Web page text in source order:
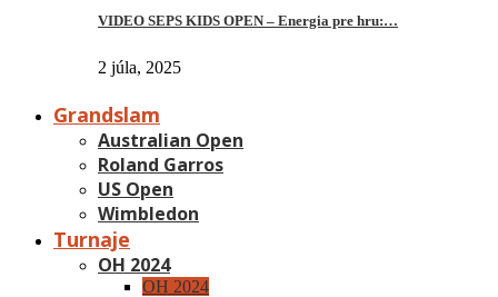
VIDEO SEPS KIDS OPEN – Energia pre hru:…
2 júla, 2025
Grandslam
Australian Open
Roland Garros
US Open
Wimbledon
Turnaje
OH 2024
OH 2024